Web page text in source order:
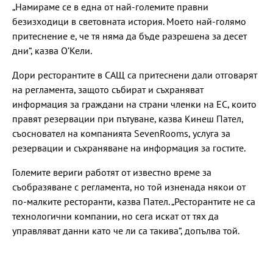
„Намираме се в една от най-големите правни
безизходици в световната история. Моето най-голямо
притеснение е, че тя няма да бъде разрешена за десет
дни“, казва О’Кели.
Дори ресторантите в САЩ са притеснени дали отговарят
на регламента, защото събират и съхраняват
информация за граждани на страни членки на ЕС, които
правят резервации при пътуване, казва Кинеш Пател,
съосновател на компанията SevenRooms, услуга за
резервации и съхраняване на информация за гостите.
Големите вериги работят от известно време за
съобразяване с регламента, но той изненада някои от
по-малките ресторанти, казва Пател. „Ресторантите не са
технологични компании, но сега искат от тях да
управляват данни като че ли са такива“, допълва той.